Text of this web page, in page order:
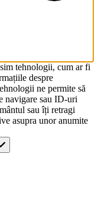
tehnologii, cum ar fi
despre
ne permite să
navigare sau ID-uri
sau îți retragi
asupra unor anumite